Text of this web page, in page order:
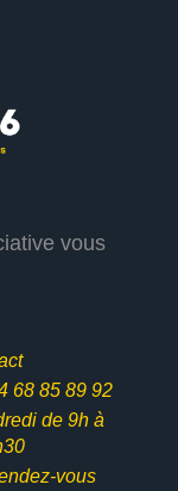
vous
68 85 89 92
de 9h à
vous